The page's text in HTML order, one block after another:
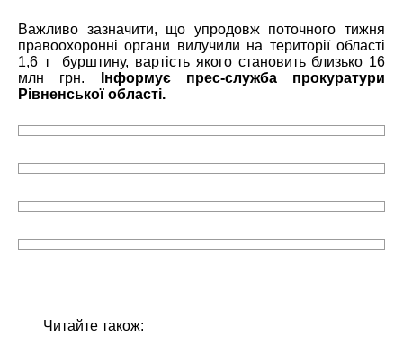
Важливо зазначити, що упродовж поточного тижня
правоохоронні органи вилучили на території області
1,6 т бурштину, вартість якого становить близько 16
млн грн. Інформує прес-служба прокуратури
Рівненської області.
Читайте також: